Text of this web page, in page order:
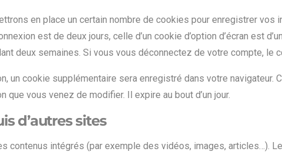
en place un certain nombre de cookies pour enregistrer
est de deux jours, celle d’un cookie d’option d’écran est
deux semaines. Si vous vous déconnectez de votre compte, le
un cookie supplémentaire sera enregistré dans votre navigateur.
que vous venez de modifier. Il expire au bout d’un jour.
d’autres sites
contenus intégrés (par exemple des vidéos, images, articles…).